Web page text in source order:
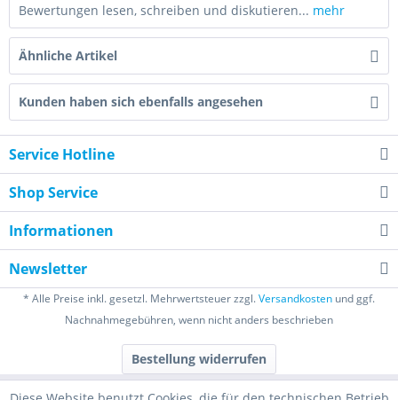
Bewertungen lesen, schreiben und diskutieren... mehr
Ähnliche Artikel
Kunden haben sich ebenfalls angesehen
Service Hotline
Shop Service
Informationen
Newsletter
* Alle Preise inkl. gesetzl. Mehrwertsteuer zzgl.Versandkosten und ggf.
Nachnahmegebühren, wenn nicht anders beschrieben
Bestellung widerrufen